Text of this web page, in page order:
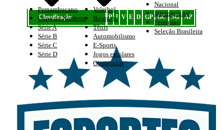
Nacional
Internacional
Feminino
Seleção Brasileira
Pernambucano
Copa do Nordeste
Série A
Série B
Série C
Série D
Voleibol
Basquete
Tênis
Automobilismo
E-Sports
Jogos escolares
Olimpíadas
Classificação P J V E D GP GC SG AP